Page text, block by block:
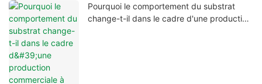
Pourquoi le comportement du substrat
change-t-il dans le cadre d'une production